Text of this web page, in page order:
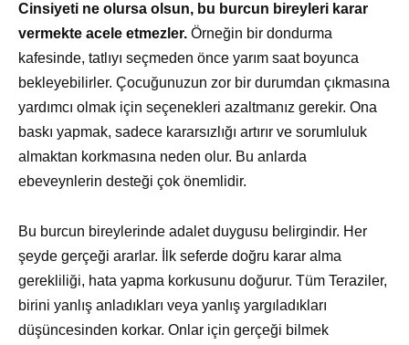
Cinsiyeti ne olursa olsun, bu burcun bireyleri karar
vermekte acele etmezler. Örneğin bir dondurma
kafesinde, tatlıyı seçmeden önce yarım saat boyunca
bekleyebilirler. Çocuğunuzun zor bir durumdan çıkmasına
yardımcı olmak için seçenekleri azaltmanız gerekir. Ona
baskı yapmak, sadece kararsızlığı artırır ve sorumluluk
almaktan korkmasına neden olur. Bu anlarda
ebeveynlerin desteği çok önemlidir.
Bu burcun bireylerinde adalet duygusu belirgindir. Her
şeyde gerçeği ararlar. İlk seferde doğru karar alma
gerekliliği, hata yapma korkusunu doğurur. Tüm Teraziler,
birini yanlış anladıkları veya yanlış yargıladıkları
düşüncesinden korkar. Onlar için gerçeği bilmek